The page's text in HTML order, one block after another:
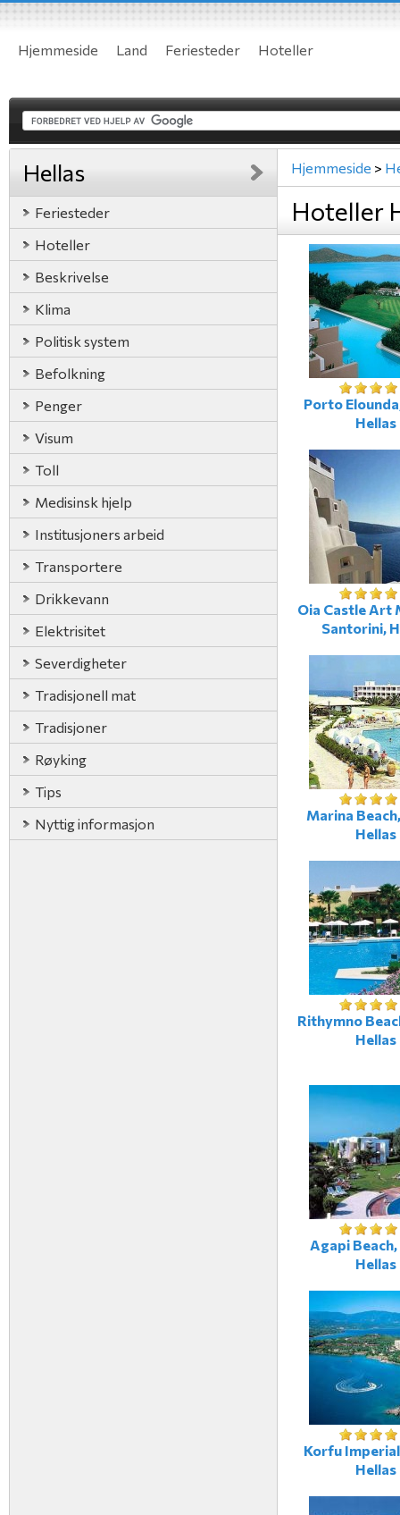
Hjemmeside Land Feriesteder Hoteller
Hellas
Feriesteder
Hoteller
Beskrivelse
Klima
Politisk system
Befolkning
Penger
Visum
Toll
Medisinsk hjelp
Institusjoners arbeid
Transportere
Drikkevann
Elektrisitet
Severdigheter
Tradisjonell mat
Tradisjoner
Røyking
Tips
Nyttig informasjon
Hjemmeside >
Hoteller
Porto
Hellas
Oia Castle Art
Santorini,
Marina
Hellas
Rithymno
Hellas
Agapi
Hellas
Korfu
Hellas